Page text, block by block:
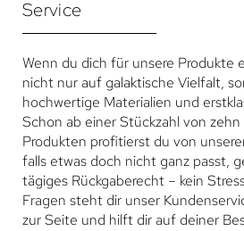
Service
Wenn du dich für unsere Produkte
nicht nur auf galaktische Vielfalt,
hochwertige Materialien und
Schon ab einer Stückzahl von
Produkten profitierst du von
falls etwas doch nicht ganz passt,
tägiges Rückgaberecht – kein
Fragen steht dir unser
zur Seite und hilft dir auf deiner